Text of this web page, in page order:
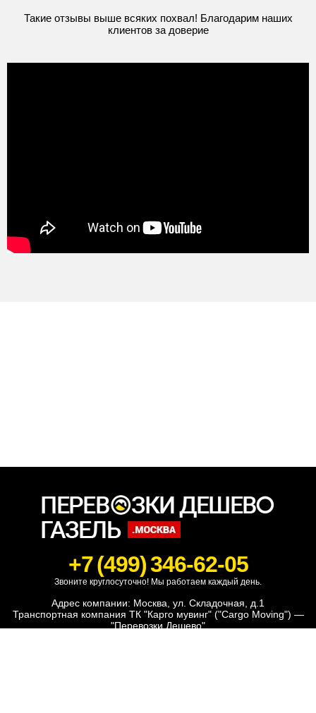
Такие отзывы выше всяких похвал! Благодарим наших
клиентов за доверие
+7 (499) 346-62-05
Звоните круглосуточно! Мы работаем каждый день.
Адрес компании: Москва, ул. Складочная, д.1
Транспортная компания ТК "Карго мувинг" ("Cargo Moving") —
"Перевозки Дешево"